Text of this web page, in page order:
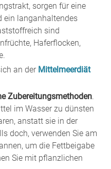
sorgen für eine
ein langanhaltendes
sind
Haferflocken,
an der Mittelmeerdiät
Zubereitungsmethoden.
im Wasser zu dünsten
anstatt sie in der
doch, verwenden Sie am
um die Fettbeigabe
Sie mit pflanzlichen